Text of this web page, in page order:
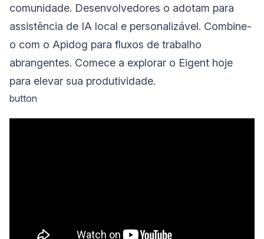
comunidade. Desenvolvedores o adotam para
assistência de IA local e personalizável. Combine-
o com o Apidog para fluxos de trabalho
abrangentes. Comece a explorar o Eigent hoje
para elevar sua produtividade.
button